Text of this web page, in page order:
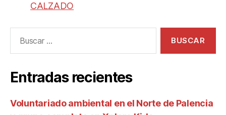
CALZADO
Entradas recientes
Voluntariado ambiental en el Norte de Palencia